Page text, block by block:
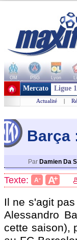
OM PSG Lyon
+ de clubs
Mercato Ligue 1
Actualité |
Barça
Par Damien Da
Texte: A- A+
Il ne s'agit
Alessandro
cette saison),